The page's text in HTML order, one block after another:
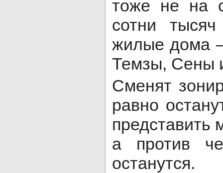
тоже не на
сотни
жилые дома
Темзы, Сены
Сменят
равно
представить
а против
останутся.